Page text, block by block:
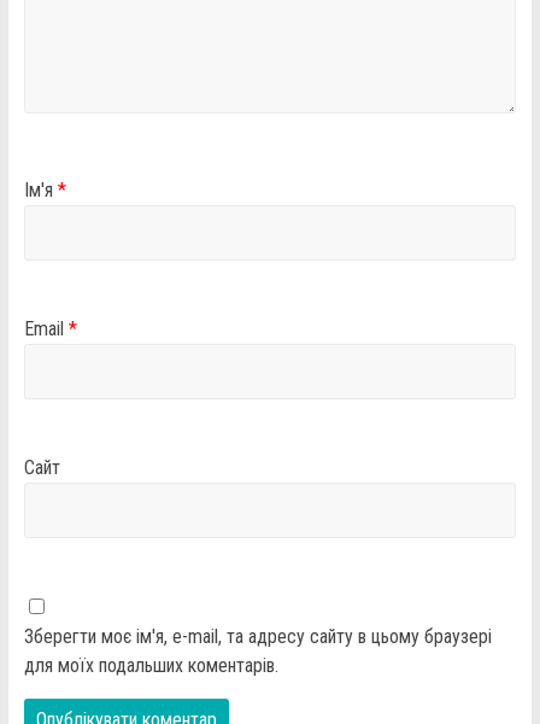
Ім'я *
Email *
Сайт
Зберегти моє ім'я, e-mail, та адресу сайту в цьому браузері
для моїх подальших коментарів.